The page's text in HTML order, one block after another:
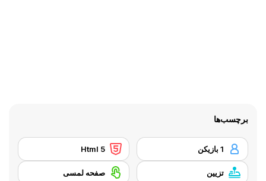
برچسب‌ها
1 بازیکن Html 5
تزیین صفحه لمسی